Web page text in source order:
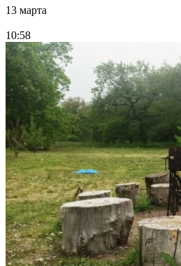
13 марта
10:58